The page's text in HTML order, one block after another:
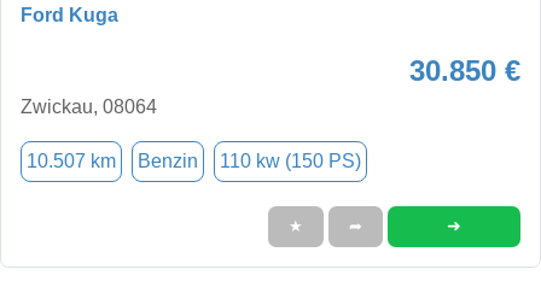
Ford Kuga
30.850 €
Zwickau, 08064
10.507 km Benzin 110 kw (150 PS)
★ ➦ ➜